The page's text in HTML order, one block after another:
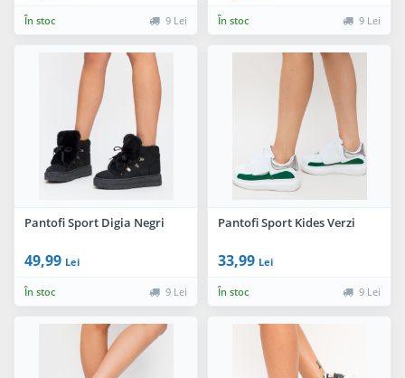
În stoc 9 Lei În stoc 9 Lei
Pantofi Sport Digia Negri
49,99 Lei
În stoc 9 Lei
Pantofi Sport Kides Verzi
33,99 Lei
În stoc 9 Lei